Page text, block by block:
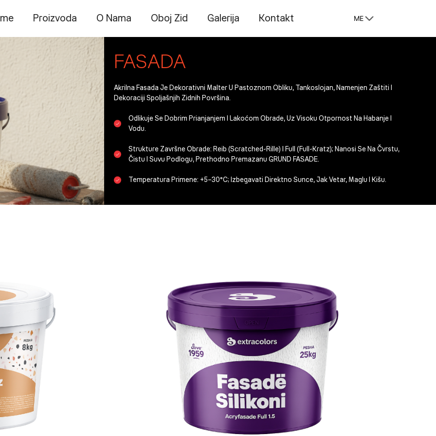
Proizvoda O Nama Oboj Zid Galerija Kontakt ME
FASADA
Akrilna Fasada Je Dekorativni Malter U Pastoznom Obliku, Tankoslojan, Namenjen Zaštiti I
Dekoraciji Spoljašnjih Zidnih Površina.
Odlikuje Se Dobrim Prianjanjem I Lakoćom Obrade, Uz Visoku Otpornost Na Habanje I
Vodu.
Strukture Završne Obrade: Reib (scratched-Rille) Full (full-Kratz); Nanosi Se Na Čvrstu,
Čistu I Suvu Podlogu, Prethodno Premazanu GRUND FASADE.
Temperatura Primene: +5–30°C; Izbegavati Direktno Sunce, Jak Vetar, Maglu I Kišu.